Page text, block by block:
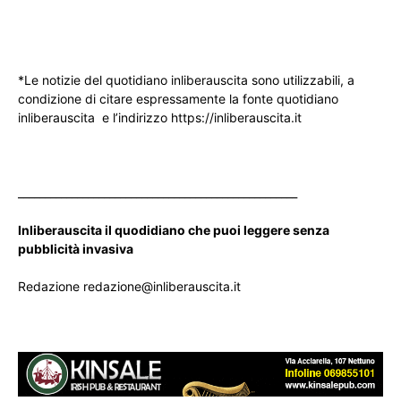
*Le notizie del quotidiano inliberauscita sono utilizzabili, a
condizione di citare espressamente la fonte quotidiano
inliberauscita e l’indirizzo https://inliberauscita.it
Inliberauscita il quodidiano che puoi leggere senza
pubblicità invasiva
Redazione redazione@inliberauscita.it